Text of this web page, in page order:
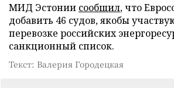
МИД Эстонии сообщил, что
добавить 46 судов, якобы
перевозке российских
санкционный список.
Текст: Валерия Городецкая